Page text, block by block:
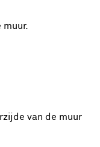
van de muur